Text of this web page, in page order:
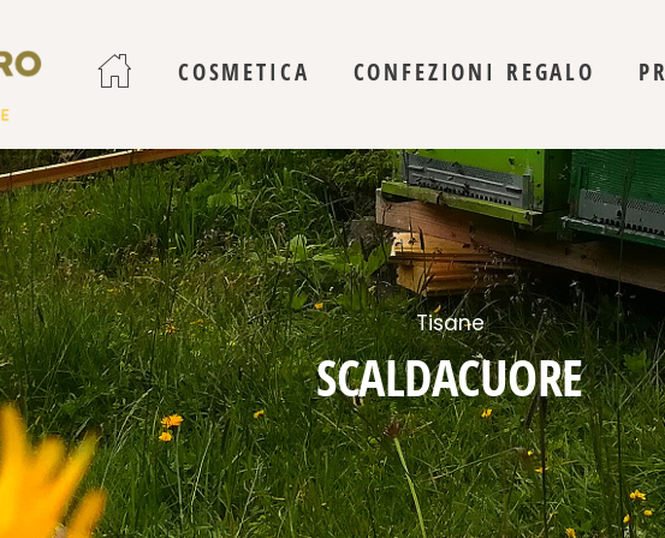
COSMETICA CONFEZIONI REGALO
Tisane
SCALDACUORE